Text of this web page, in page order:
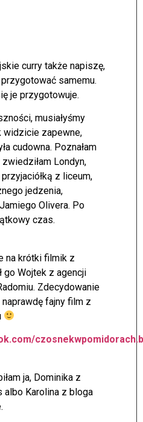
curry także napiszę,
samemu.
je przygotowuje.
musiałyśmy
widzicie zapewne,
cudowna. Poznałam
Londyn,
z liceum,
jedzenia,
Olivera. Po
czas.
na krótki filmik z
go Wojtek z agencji
Zdecydowanie
fajny film z
ja, Dominika z
Karolina z bloga